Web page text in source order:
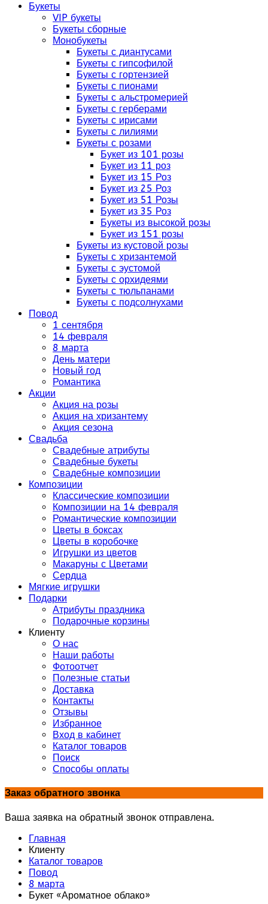
Букеты
VIP букеты
Букеты сборные
Монобукеты
Букеты с диантусами
Букеты с гипсофилой
Букеты с гортензией
Букеты с пионами
Букеты с альстромерией
Букеты с герберами
Букеты с ирисами
Букеты с лилиями
Букеты с розами
Букет из 101 розы
Букет из 11 роз
Букет из 15 Роз
Букет из 25 Роз
Букет из 51 Розы
Букет из 35 Роз
Букеты из высокой розы
Букет из 151 розы
Букеты из кустовой розы
Букеты с хризантемой
Букеты с эустомой
Букеты с орхидеями
Букеты с тюльпанами
Букеты с подсолнухами
Повод
1 сентября
14 февраля
8 марта
День матери
Новый год
Романтика
Акции
Акция на розы
Акция на хризантему
Акция сезона
Свадьба
Свадебные атрибуты
Свадебные букеты
Свадебные композиции
Композиции
Классические композиции
Композиции на 14 февраля
Романтические композиции
Цветы в боксах
Цветы в коробочке
Игрушки из цветов
Макаруны с Цветами
Сердца
Мягкие игрушки
Подарки
Атрибуты праздника
Подарочные корзины
Клиенту
О нас
Наши работы
Фотоотчет
Полезные статьи
Доставка
Контакты
Отзывы
Избранное
Вход в кабинет
Каталог товаров
Поиск
Способы оплаты
Заказ обратного звонка
Ваша заявка на обратный звонок отправлена.
Главная
Клиенту
Каталог товаров
Повод
8 марта
Букет «Ароматное облако»